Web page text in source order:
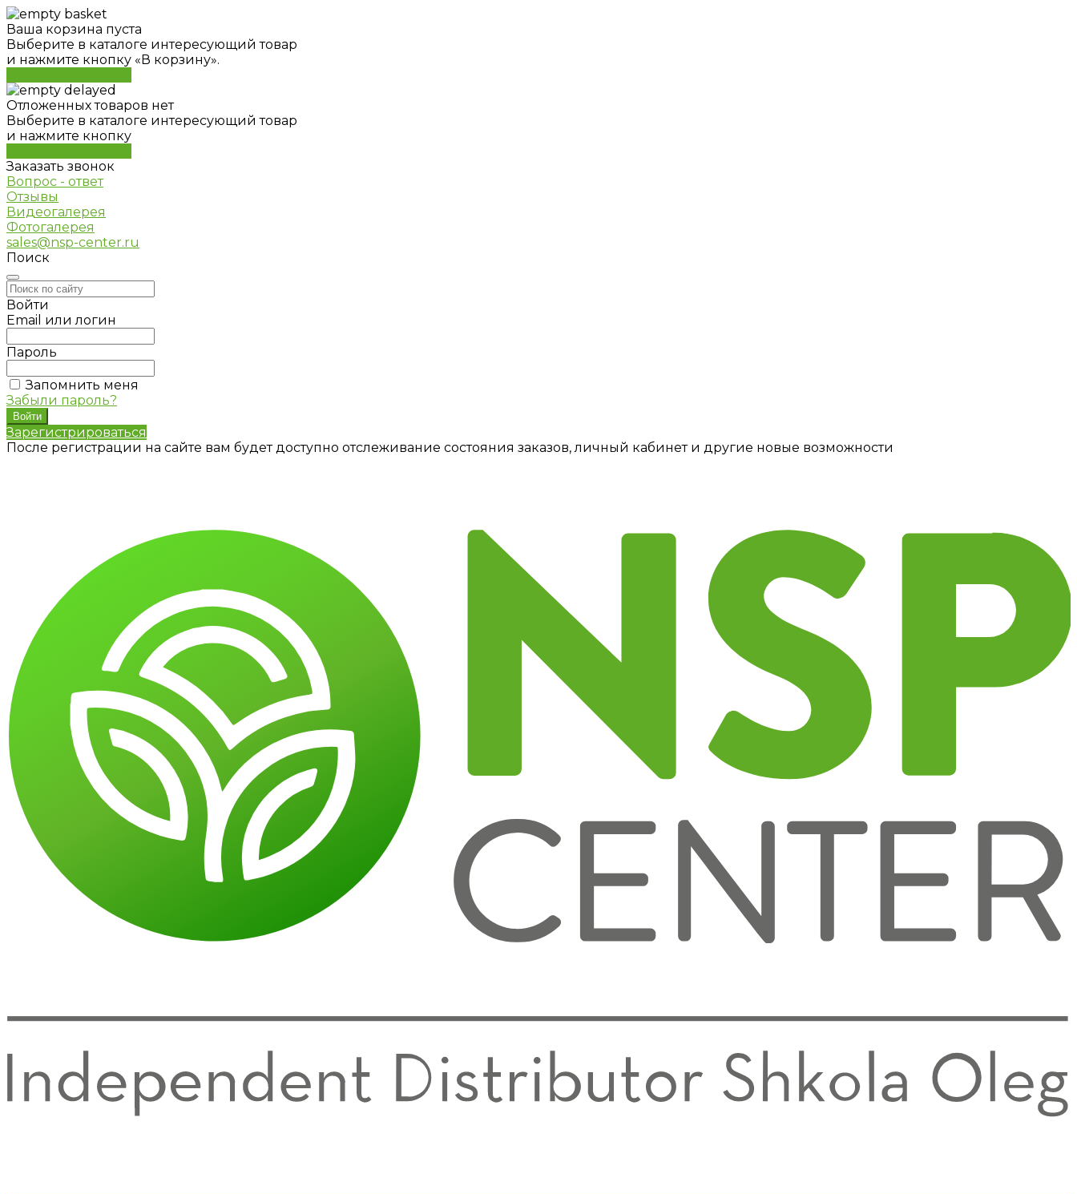
Ваша корзина пуста
Выберите в каталоге интересующий товар
и нажмите кнопку «В корзину».
Отложенных товаров нет
Выберите в каталоге интересующий товар
и нажмите кнопку
Заказать звонок
Вопрос - ответ
Отзывы
Видеогалерея
Фотогалерея
sales@nsp-center.ru
Поиск
Войти
Email или логин
Пароль
Запомнить меня
Забыли пароль?
Зарегистрироваться
После регистрации на сайте вам будет доступно отслеживание состояния заказов, личный кабинет и другие новые возможности